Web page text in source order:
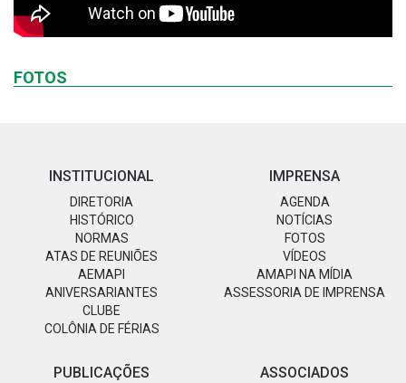
FOTOS
INSTITUCIONAL
DIRETORIA
HISTÓRICO
NORMAS
ATAS DE REUNIÕES
AEMAPI
ANIVERSARIANTES
CLUBE
COLÔNIA DE FÉRIAS
IMPRENSA
AGENDA
NOTÍCIAS
FOTOS
VÍDEOS
AMAPI NA MÍDIA
ASSESSORIA DE IMPRENSA
PUBLICAÇÕES ASSOCIADOS